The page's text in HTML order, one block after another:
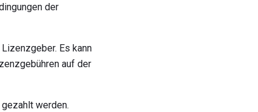
der
Es kann
auf der
werden.